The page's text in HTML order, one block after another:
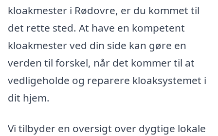
kloakmester i Rødovre, er du kommet til
det rette sted. At have en kompetent
kloakmester ved din side kan gøre en
verden til forskel, når det kommer til at
vedligeholde og reparere kloaksystemet i
dit hjem.
Vi tilbyder en oversigt over dygtige lokale